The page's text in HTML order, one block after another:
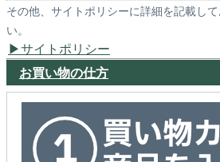
その他、サイトポリシーに詳細を記載し
い。
サイトポリシー
お買い物の仕方